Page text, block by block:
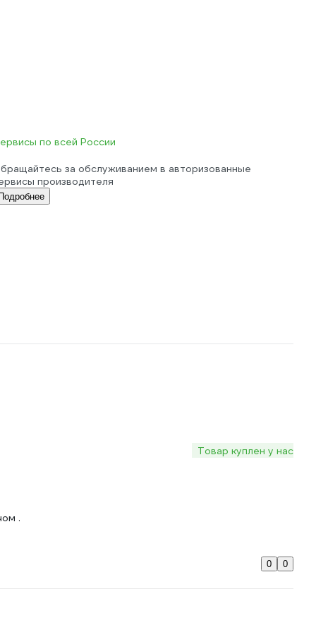
по всей России
за обслуживанием в авторизованные
производителя
Товар куплен у нас
.
0 0